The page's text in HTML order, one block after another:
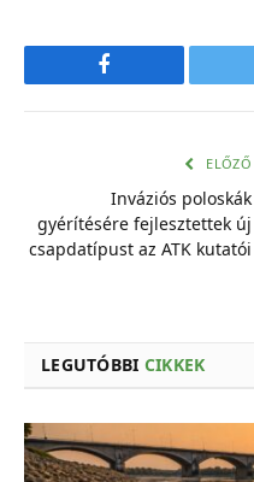
Facebook
ELŐZŐ
Inváziós poloskák
gyérítésére fejlesztettek új
csapdatípust az ATK kutatói
LEGUTÓBBI CIKKEK